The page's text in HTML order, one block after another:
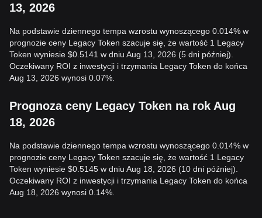
13, 2026
Na podstawie dziennego tempa wzrostu wynoszącego 0.014% w
prognozie ceny Legacy Token szacuje się, że wartość 1 Legacy
Token wyniesie $0.5141 w dniu Aug 13, 2026 (5 dni później).
Oczekiwany ROI z inwestycji i trzymania Legacy Token do końca
Aug 13, 2026 wynosi 0.07%.
Prognoza ceny Legacy Token na rok Aug
18, 2026
Na podstawie dziennego tempa wzrostu wynoszącego 0.014% w
prognozie ceny Legacy Token szacuje się, że wartość 1 Legacy
Token wyniesie $0.5145 w dniu Aug 18, 2026 (10 dni później).
Oczekiwany ROI z inwestycji i trzymania Legacy Token do końca
Aug 18, 2026 wynosi 0.14%.